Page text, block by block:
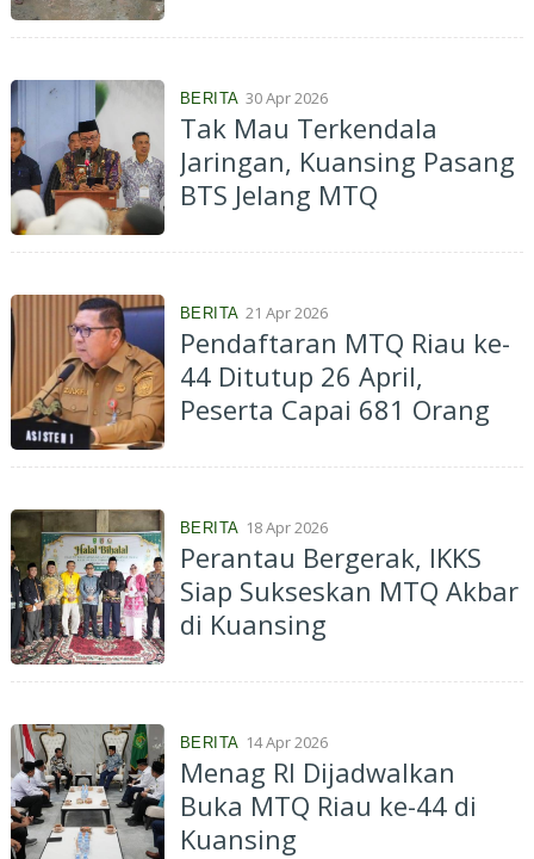
BERITA 30 Apr 2026
Tak Mau Terkendala
Jaringan, Kuansing Pasang
BTS Jelang MTQ
BERITA 21 Apr 2026
Pendaftaran MTQ Riau ke-
44 Ditutup 26 April,
Peserta Capai 681 Orang
BERITA 18 Apr 2026
Perantau Bergerak, IKKS
Siap Sukseskan MTQ Akbar
di Kuansing
BERITA 14 Apr 2026
Menag RI Dijadwalkan
Buka MTQ Riau ke-44 di
Kuansing